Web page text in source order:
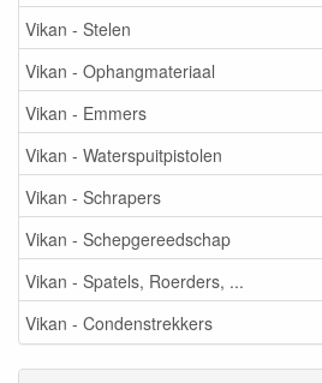
Vikan - Stelen
Vikan - Ophangmateriaal
Vikan - Emmers
Vikan - Waterspuitpistolen
Vikan - Schrapers
Vikan - Schepgereedschap
Vikan - Spatels, Roerders, ...
Vikan - Condenstrekkers